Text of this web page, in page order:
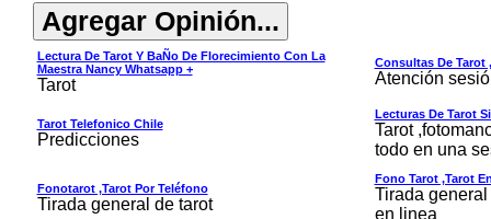
Lectura De Tarot Y BaÑo De Florecimiento Con La
Maestra Nancy Whatsapp +
Tarot
Consultas De
Atención
Tarot Telefonico Chile
Predicciones
Lecturas De Tarot
Tarot
todo en una
Fonotarot ,tarot Por Teléfono
Tirada general de tarot
Fono Tarot ,tarot
Tirada
en linea